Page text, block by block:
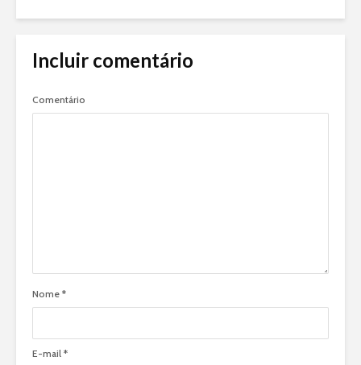
Incluir comentário
Comentário
Nome *
E-mail *